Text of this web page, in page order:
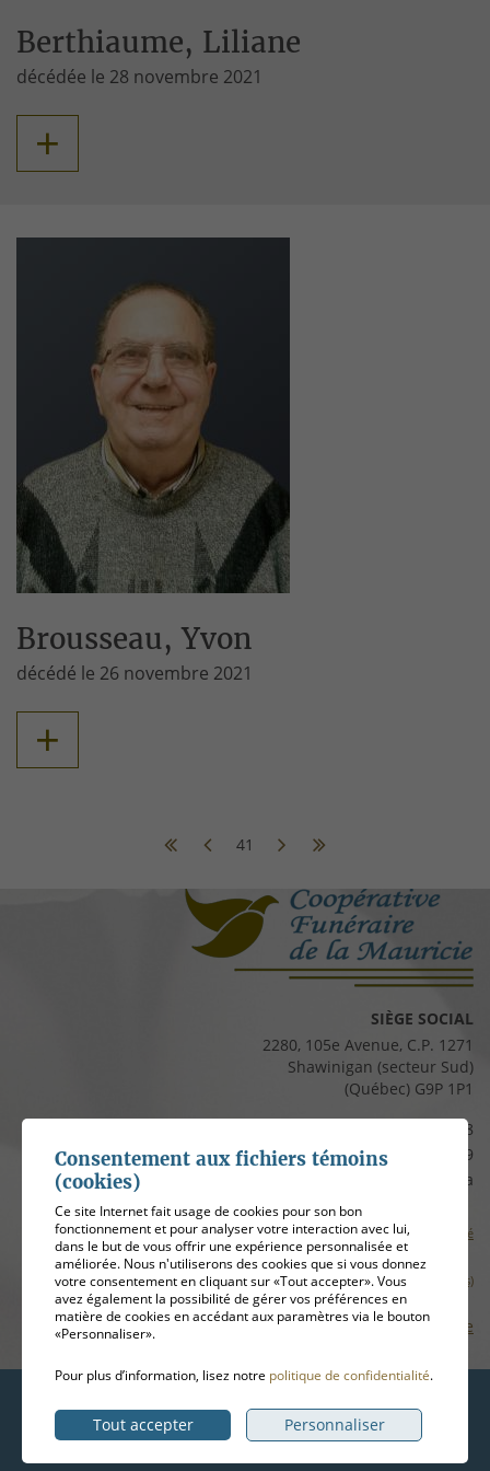
Berthiaume, Liliane
décédée le 28 novembre 2021
+
Brousseau, Yvon
décédé le 26 novembre 2021
+
41
SIÈGE SOCIAL
2280, 105e Avenue, C.P. 1271
Shawinigan (secteur Sud)
(Québec) G9P 1P1
819 537-8828
Télécopieur :819 537-8829
clients@cfmauricie.ca
Conditions d’utilisation et politique de confidentialité
Gérer mes témoins (cookies)
Plan de site
Hébergement
ADN communication
Consentement aux fichiers témoins
(cookies)
Ce site Internet fait usage de cookies pour son bon
fonctionnement et pour analyser votre interaction avec lui,
dans le but de vous offrir une expérience personnalisée et
améliorée. Nous n'utiliserons des cookies que si vous donnez
votre consentement en cliquant sur «Tout accepter». Vous
avez également la possibilité de gérer vos préférences en
matière de cookies en accédant aux paramètres via le bouton
«Personnaliser».
Pour plus d’information, lisez notre politique de confidentialité.
Tout accepter Personnaliser